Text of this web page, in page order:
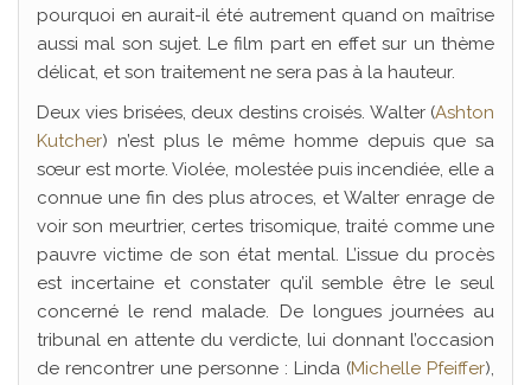
pourquoi en aurait-il été autrement quand on maîtrise
aussi mal son sujet. Le film part en effet sur un thème
délicat, et son traitement ne sera pas à la hauteur.
Deux vies brisées, deux destins croisés. Walter (Ashton
Kutcher) n’est plus le même homme depuis que sa
sœur est morte. Violée, molestée puis incendiée, elle a
connue une fin des plus atroces, et Walter enrage de
voir son meurtrier, certes trisomique, traité comme une
pauvre victime de son état mental. L’issue du procès
est incertaine et constater qu’il semble être le seul
concerné le rend malade. De longues journées au
tribunal en attente du verdicte, lui donnant l’occasion
de rencontrer une personne : Linda (Michelle Pfeiffer),